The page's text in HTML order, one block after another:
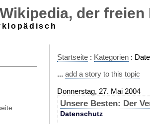
der freien
Startseite : Kategorien :
... add a story to this topic
Donnerstag, 27. Mai 2004
Unsere Besten: Der
Datenschutz